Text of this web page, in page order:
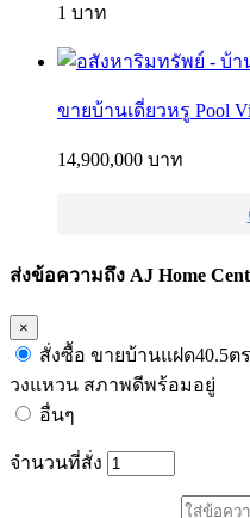
1 บาท
ขายบ้านเดี่ยวหรู Pool
14,900,000 บาท
ส่งข้อความถึง AJ Home
×
สั่งซื้อ ขายบ้านแฝด40.5ต
วงแหวน สภาพดีพร้อมอยู่
อื่นๆ
จำนวนที่สั่ง